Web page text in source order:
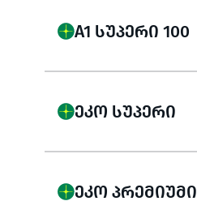
A1 ᲡᲣᲞᲔᲠᲘ 100
ᲔᲙᲝ ᲡᲣᲞᲔᲠᲘ
ᲔᲙᲝ ᲞᲠᲔᲛᲘᲣᲛᲘ